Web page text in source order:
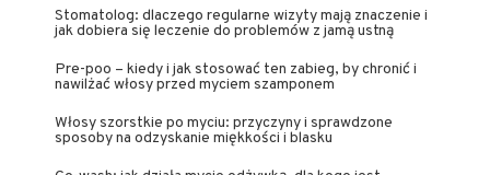
Stomatolog: dlaczego regularne wizyty mają znaczenie i
jak dobiera się leczenie do problemów z jamą ustną
Pre-poo – kiedy i jak stosować ten zabieg, by chronić i
nawilżać włosy przed myciem szamponem
Włosy szorstkie po myciu: przyczyny i sprawdzone
sposoby na odzyskanie miękkości i blasku